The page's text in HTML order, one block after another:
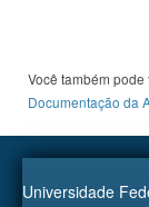
Você também
Documentação da
Universidade